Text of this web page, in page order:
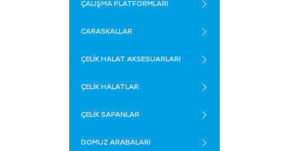
ÇALIŞMA PLATFORMLARI
CARASKALLAR
ÇELİK HALAT AKSESUARLARI
ÇELİK HALATLAR
ÇELİK SAPANLAR
DOMUZ ARABALARI